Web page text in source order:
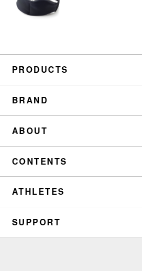
PRODUCTS
BRAND
ABOUT
CONTENTS
ATHLETES
SUPPORT